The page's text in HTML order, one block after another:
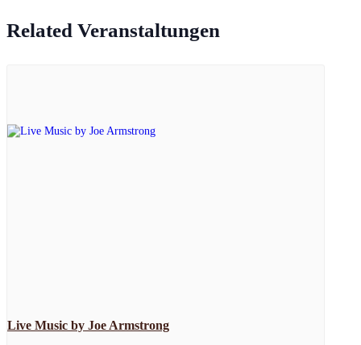
Related Veranstaltungen
Live Music by Joe Armstrong